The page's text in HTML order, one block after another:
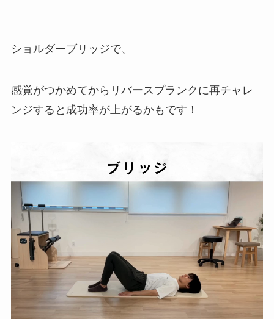
ショルダーブリッジで、
感覚がつかめてからリバースプランクに再チャレ
ンジすると成功率が上がるかもです！